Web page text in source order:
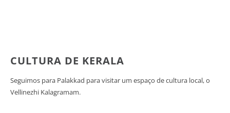
CULTURA DE KERALA
Seguimos para Palakkad para visitar um espaço de cultura local, o
Vellinezhi Kalagramam.